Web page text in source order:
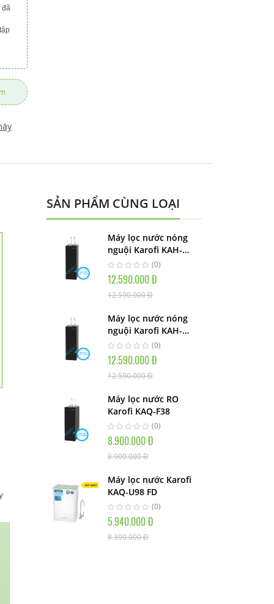
đã
SẢN PHẨM CÙNG LOẠI
Máy lọc nước nóng
nguội Karofi KAH-
HK58
(0)
12.590.000 Đ
12.590.000 Đ
Máy lọc nước nóng
nguội Karofi KAH-
H58S
(0)
12.590.000 Đ
12.590.000 Đ
Máy lọc nước RO
Karofi KAQ-F38
(0)
8.900.000 Đ
8.900.000 Đ
Máy lọc nước Karofi
KAQ-U98 FD
(0)
5.940.000 Đ
8.390.000 Đ